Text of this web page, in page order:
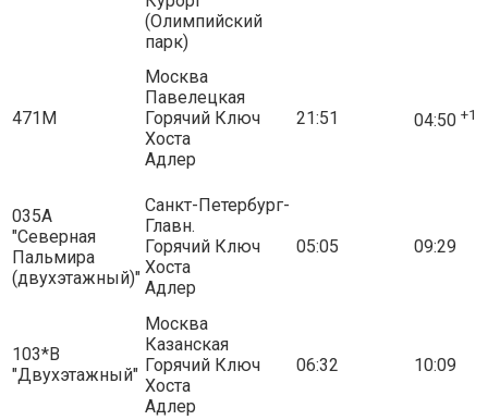
(Олимпийский
парк)
471М
Москва
Павелецкая
Горячий Ключ
Хоста
Адлер
21:51 04:50 +1
035А
"Северная
Пальмира
(двухэтажный)"
Санкт-Петербург-
Главн.
Горячий Ключ
Хоста
Адлер
05:05 09:29
103*В
"Двухэтажный"
Москва
Казанская
Горячий Ключ
Хоста
Адлер
06:32 10:09